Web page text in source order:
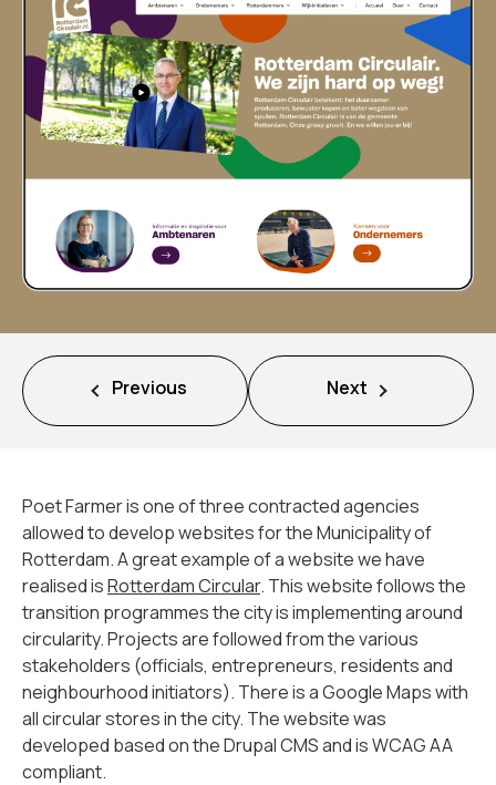
Missie
Team
Nieuws
Jobs
Neem contact op met
Previous Next
Poet Farmer is one of three contracted agencies
allowed to develop websites for the Municipality of
Rotterdam. A great example of a website we have
realised isRotterdam Circular. This website follows the
transition programmes the city is implementing around
circularity. Projects are followed from the various
stakeholders (officials, entrepreneurs, residents and
neighbourhood initiators). There is a Google Maps with
all circular stores in the city. The website was
developed based on the Drupal CMS and is WCAG AA
compliant.